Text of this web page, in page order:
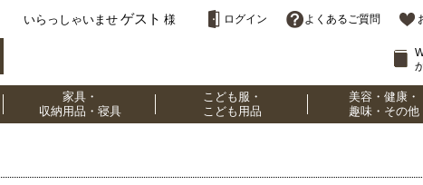
いらっしゃいませ ゲスト 様 ログイン よくあるご質問
家具・
収納用品・寝具
こども服・
こども用品
美容・健康・
趣味・その他